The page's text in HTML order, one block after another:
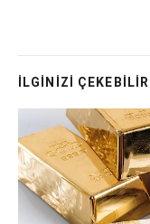
İLGİNİZİ ÇEKEBİLİR